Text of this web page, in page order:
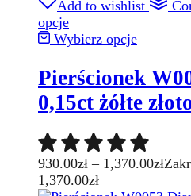
Add to wishlist
opcje
Wybierz opcje
Pierścionek
0,15ct żółte
930.00zł – 1,370.00zł
1,370.00zł